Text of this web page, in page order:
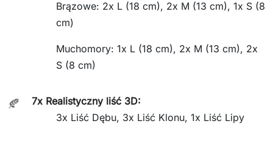
Brązowe: 2x L (18 cm), 2x M (13 cm), 1x S (8
cm)
Muchomory: 1x L (18 cm), 2x M (13 cm), 2x
S (8 cm)
🍂
7x Realistyczny liść 3D:
3x Liść Dębu, 3x Liść Klonu, 1x Liść Lipy